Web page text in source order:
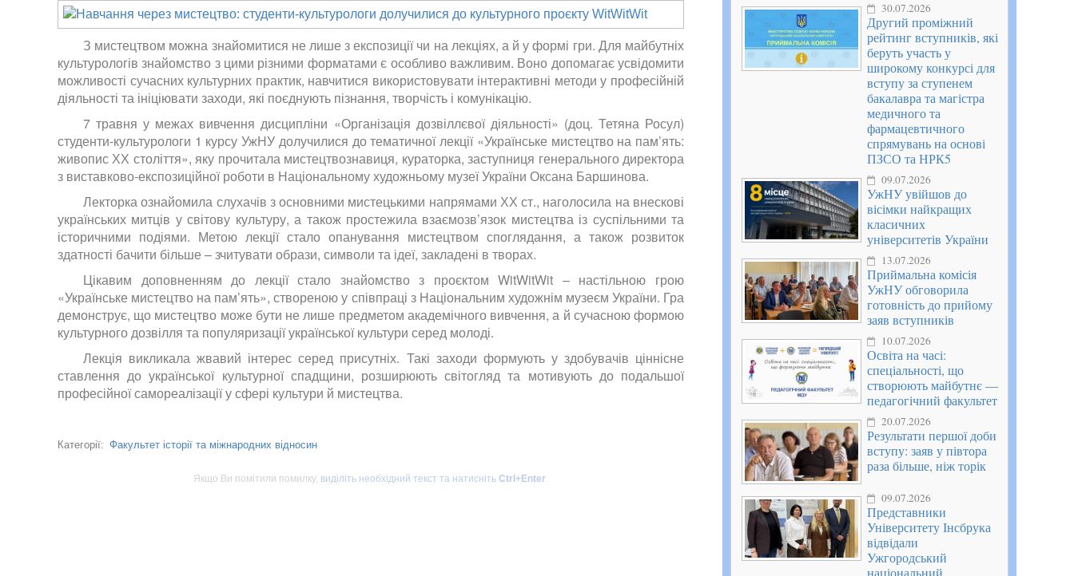
З мистецтвом можна знайомитися не лише з експозиції чи на лекціях, а й у формі гри. Для майбутніх
культурологів знайомство з цими різними форматами є особливо важливим. Воно допомагає усвідомити
можливості сучасних культурних практик, навчитися використовувати інтерактивні методи у професійній
діяльності та ініціювати заходи, які поєднують пізнання, творчість і комунікацію.
7 травня у межах вивчення дисципліни «Організація дозвіллєвої діяльності» (доц. Тетяна Росул)
студенти-культурологи 1 курсу УжНУ долучилися до тематичної лекції «Українське мистецтво на пам’ять:
живопис ХХ століття», яку прочитала мистецтвознавиця, кураторка, заступниця генерального директора
з виставково-експозиційної роботи в Національному художньому музеї України Оксана Баршинова.
Лекторка ознайомила слухачів з основними мистецькими напрямами ХХ ст., наголосила на внескові
українських митців у світову культуру, а також простежила взаємозв’язок мистецтва із суспільними та
історичними подіями. Метою лекції стало опанування мистецтвом споглядання, а також розвиток
здатності бачити більше – зчитувати образи, символи та ідеї, закладені в творах.
Цікавим доповненням до лекції стало знайомство з проєктом WitWitWit – настільною грою
«Українське мистецтво на пам’ять», створеною у співпраці з Національним художнім музеєм України. Гра
демонструє, що мистецтво може бути не лише предметом академічного вивчення, а й сучасною формою
культурного дозвілля та популяризації української культури серед молоді.
Лекція викликала жвавий інтерес серед присутніх. Такі заходи формують у здобувачів ціннісне
ставлення до української культурної спадщини, розширюють світогляд та мотивують до подальшої
професійної самореалізації у сфері культури й мистецтва.
Категорії: Факультет історії та міжнародних відносин
Якщо Ви помітили помилку, виділіть необхідний текст та натисніть Ctrl+Enter.
30.07.2026
Другий проміжний
рейтинг вступників, які
беруть участь у
широкому конкурсі для
вступу за ступенем
бакалавра та магістра
медичного та
фармацевтичного
спрямувань на основі
ПЗСО та НРК5
09.07.2026
УжНУ увійшов до
вісімки найкращих
класичних
університетів України
13.07.2026
Приймальна комісія
УжНУ обговорила
готовність до прийому
заяв вступників
10.07.2026
Освіта на часі:
спеціальності, що
створюють майбутнє —
педагогічний факультет
20.07.2026
Результати першої доби
вступу: заяв у півтора
раза більше, ніж торік
09.07.2026
Представники
Університету Інсбрука
відвідали
Ужгородський